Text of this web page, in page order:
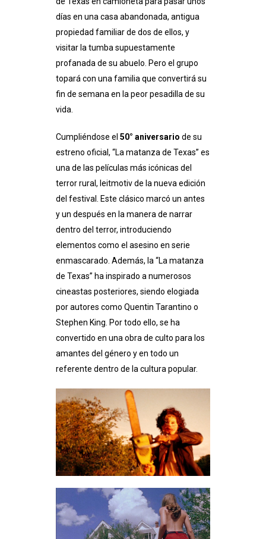
días en una casa abandonada, antigua
propiedad familiar de dos de ellos, y
visitar la tumba supuestamente
profanada de su abuelo. Pero el grupo
topará con una familia que convertirá su
fin de semana en la peor pesadilla de su
vida.
Cumpliéndose el 50° aniversario de su
estreno oficial, “La matanza de Texas” es
una de las películas más icónicas del
terror rural, leitmotiv de la nueva edición
del festival. Este clásico marcó un antes
y un después en la manera de narrar
dentro del terror, introduciendo
elementos como el asesino en serie
enmascarado. Además, la “La matanza
de Texas” ha inspirado a numerosos
cineastas posteriores, siendo elogiada
por autores como Quentin Tarantino o
Stephen King. Por todo ello, se ha
convertido en una obra de culto para los
amantes del género y en todo un
referente dentro de la cultura popular.